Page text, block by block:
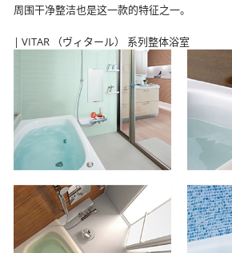
周围干净整洁也是这一款的特征之一。
| VITAR （ヴィタール） 系列整体浴室